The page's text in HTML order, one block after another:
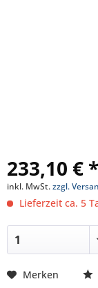
233,10 € *
inkl. MwSt.zzgl.
Lieferzeit ca. 5
Merken